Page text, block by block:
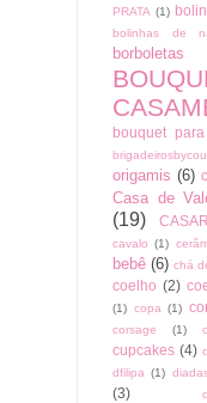
PRATA (1)
bolinhas de
borboletas
bouquet
origamis (6)
Casa de
(19)
cavalo (1)
bebê (6) chá
coelho (2)
(1) copa (1)
corsage (1)
cupcakes (4)
dfilipa (1)
(3)